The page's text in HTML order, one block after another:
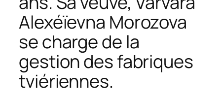
Alexéïevna Morozova
se charge de la
gestion des fabriques
tviériennes.